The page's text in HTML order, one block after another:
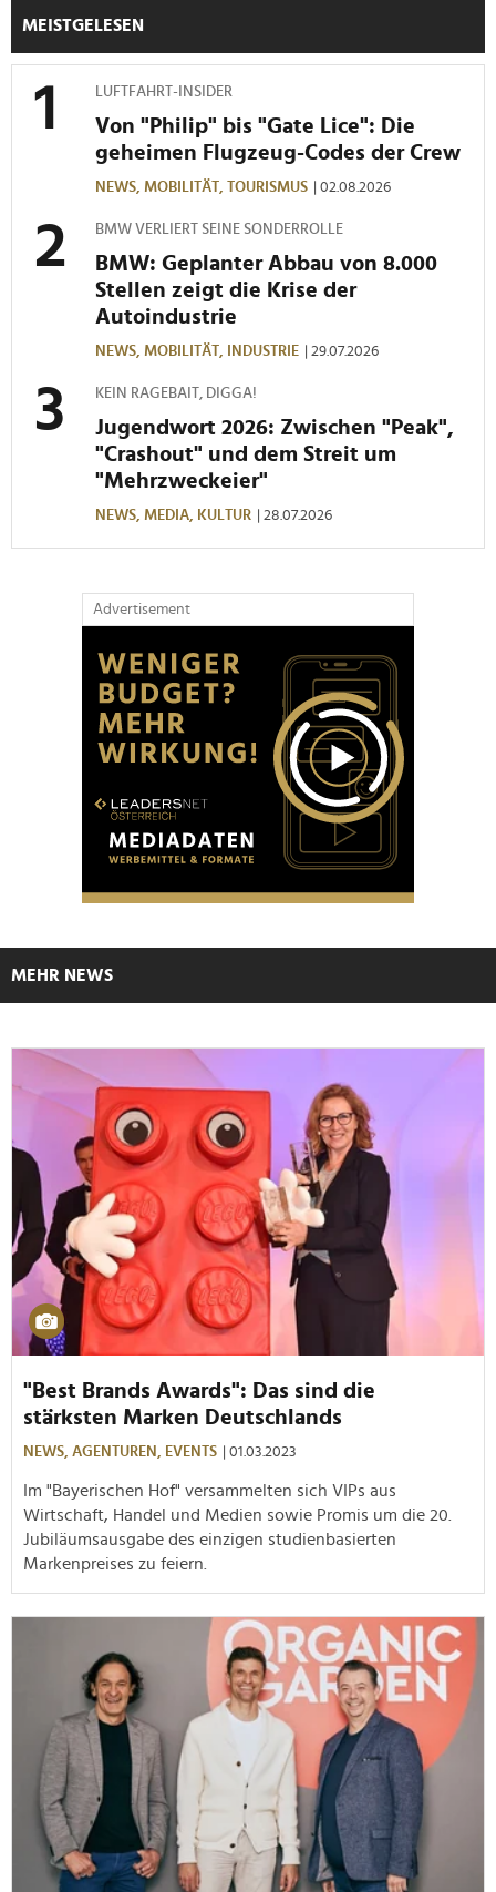
personalisieren, Funktionen für soziale Medien anbieten
Verwendung unserer Website an unsere Partner für
soziale Medien, Werbung und Analysen weiter. Unsere
Partner führen diese Informationen möglicherweise mit
weiteren Daten zusammen, die Sie ihnen bereitgestellt
gesammelt haben.
MEISTGELESEN
LUFTFAHRT-INSIDER
Von "Philip" bis "Gate Lice": Die
geheimen Flugzeug-Codes der Crew
NEWS, MOBILITÄT, TOURISMUS | 02.08.2026
BMW VERLIERT SEINE SONDERROLLE
BMW: Geplanter Abbau von 8.000
Stellen zeigt die Krise der
Autoindustrie
NEWS, MOBILITÄT, INDUSTRIE | 29.07.2026
KEIN RAGEBAIT, DIGGA!
Jugendwort 2026: Zwischen "Peak",
"Crashout" und dem Streit um
"Mehrzweckeier"
NEWS, MEDIA, KULTUR | 28.07.2026
Advertisement
MEHR NEWS
"Best Brands Awards": Das sind die
stärksten Marken Deutschlands
NEWS, AGENTUREN, EVENTS | 01.03.2023
Im "Bayerischen Hof" versammelten sich VIPs aus
Wirtschaft, Handel und Medien sowie Promis um die 20.
Jubiläumsausgabe des einzigen studienbasierten
Markenpreises zu feiern.